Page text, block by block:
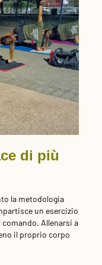
di più
la metodologia
un esercizio
comando. Allenarsi a
il proprio corpo